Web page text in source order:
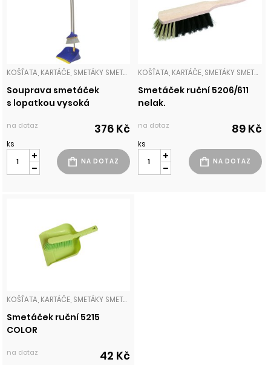
KOŠŤATA, KARTÁČE, SMETÁKY SMETÁČKY
Souprava smetáček
s lopatkou vysoká
na dotaz 376 Kč
ks
KOŠŤATA, KARTÁČE, SMETÁKY SMETÁČKY
Smetáček ruční 5206/611
nelak.
na dotaz 89 Kč
ks
KOŠŤATA, KARTÁČE, SMETÁKY SMETÁČKY
Smetáček ruční 5215
COLOR
na dotaz 42 Kč